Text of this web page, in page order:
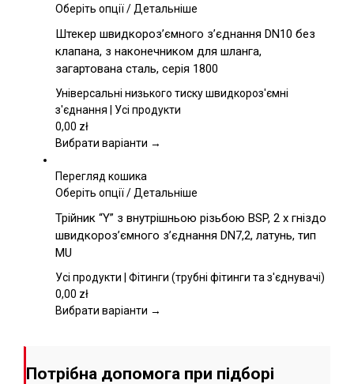
Оберіть опціїЦей
має
кілька
варіантів.
Параметри
можна
на
товару
/Детальніше
Штекер швидкороз’ємного з’єднання DN10 без
клапана, з наконечником для шланга,
загартована сталь, серія 1800
Універсальні низького тиску швидкороз'ємні
з'єднання | Усі продукти
0,00 zł
Вибрати варіанти →
Перегляд кошика
Оберіть опціїЦей
має
кілька
Параметри
вибрати
/Детальніше
Трійник “Y” з внутрішньою різьбою BSP, 2 x гніздо
швидкороз’ємного з’єднання DN7,2, латунь, тип
MU
Усі продукти | Фітинги (трубні фітинги та з'єднувачі)
0,00 zł
Вибрати варіанти →
Потрібна допомога при підборі